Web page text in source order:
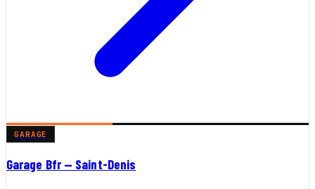
GARAGE
Garage Bfr — Saint-Denis